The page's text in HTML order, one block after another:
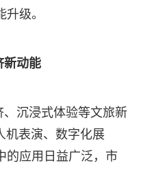
级。
新动能
沉浸式体验等文旅新
机表演、数字化展
的应用日益广泛，市